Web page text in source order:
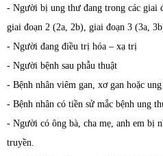
- Người bị ung thư đang trong các giai
giai đoạn 2 (2a, 2b), giai đoạn 3 (3a,
- Người đang điều trị hóa – xạ trị
- Người bệnh sau phẫu thuật
- Bệnh nhân viêm gan, xơ gan hoặc
- Bệnh nhân có tiền sử mắc bệnh ung
- Người có ông bà, cha mẹ, anh em bị
truyền.